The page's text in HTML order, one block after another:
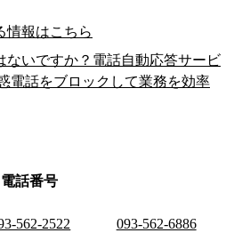
情報はこちら
ないですか？電話自動応答サービ
電話をブロックして業務を効率
話番号
562-2522
093-562-6886